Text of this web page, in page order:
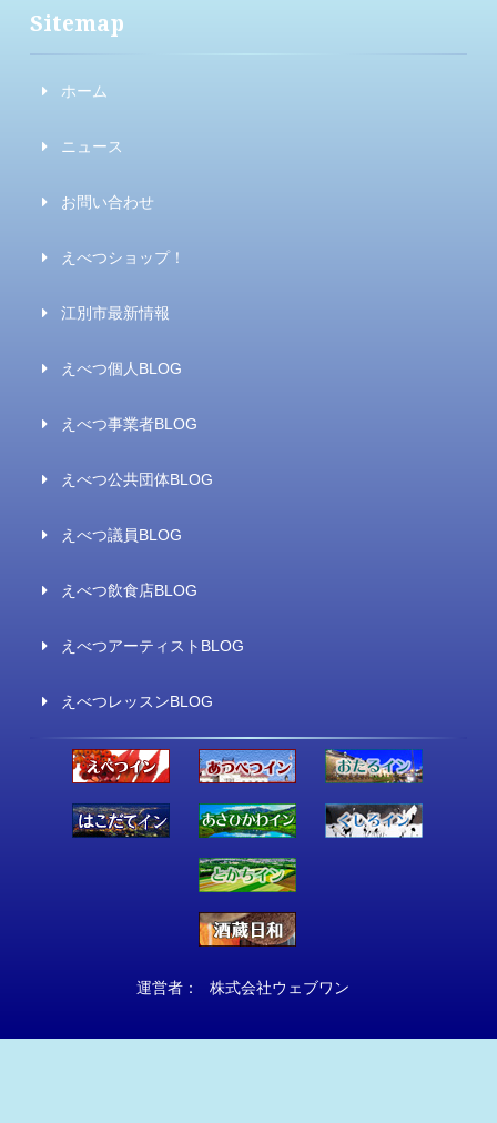
Sitemap
ホーム
ニュース
お問い合わせ
えべつショップ！
江別市最新情報
えべつ個人BLOG
えべつ事業者BLOG
えべつ公共団体BLOG
えべつ議員BLOG
えべつ飲食店BLOG
えべつアーティストBLOG
えべつレッスンBLOG
運営者： 株式会社ウェブワン